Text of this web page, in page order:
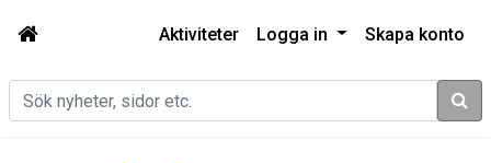
Aktiviteter Logga in Skapa konto
Sök